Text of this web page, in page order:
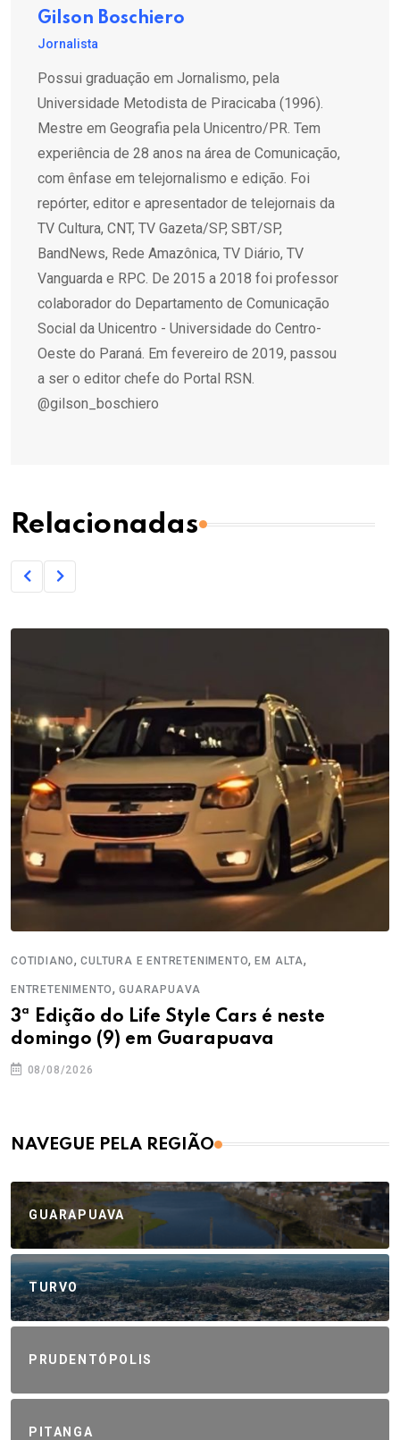
Gilson Boschiero
Jornalista
Possui graduação em Jornalismo, pela
Universidade Metodista de Piracicaba (1996).
Mestre em Geografia pela Unicentro/PR. Tem
experiência de 28 anos na área de Comunicação,
com ênfase em telejornalismo e edição. Foi
repórter, editor e apresentador de telejornais da
TV Cultura, CNT, TV Gazeta/SP, SBT/SP,
BandNews, Rede Amazônica, TV Diário, TV
Vanguarda e RPC. De 2015 a 2018 foi professor
colaborador do Departamento de Comunicação
Social da Unicentro - Universidade do Centro-
Oeste do Paraná. Em fevereiro de 2019, passou
a ser o editor chefe do Portal RSN.
@gilson_boschiero
Relacionadas
COTIDIANO,CULTURA E ENTRETENIMENTO,EM ALTA,
ENTRETENIMENTO,GUARAPUAVA
3ª Edição do Life Style Cars é neste
domingo (9) em Guarapuava
08/08/2026
NAVEGUE PELA REGIÃO
GUARAPUAVA
TURVO
PRUDENTÓPOLIS
PITANGA